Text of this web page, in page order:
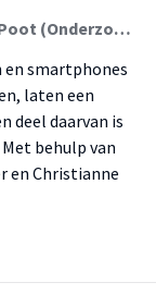
Hans Henseler (Lector); Christianne de Poot (Onderzoeker)
smartphones
laten een
deel daarvan is
behulp van
en Christianne